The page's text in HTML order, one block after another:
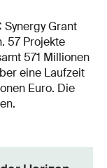
Grant
57 Projekte
571 Millionen
eine Laufzeit
Euro. Die